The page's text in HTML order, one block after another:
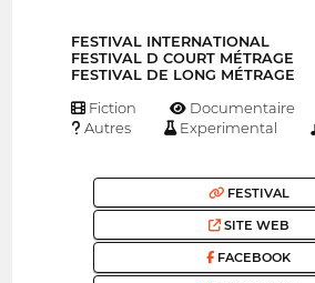
FESTIVAL INTERNATIONAL
FESTIVAL D COURT MÉTRAGE
FESTIVAL DE LONG MÉTRAGE
Fiction Documentaire
Autres
Experimental
FESTIVAL
SITE WEB
FACEBOOK